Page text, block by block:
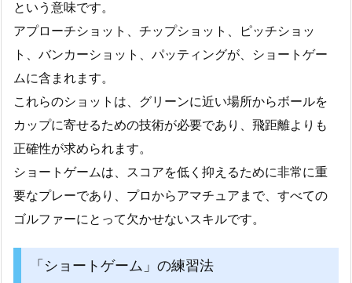
という意味です。
アプローチショット、チップショット、ピッチショッ
ト、バンカーショット、パッティングが、ショートゲー
ムに含まれます。
これらのショットは、グリーンに近い場所からボールを
カップに寄せるための技術が必要であり、飛距離よりも
正確性が求められます。
ショートゲームは、スコアを低く抑えるために非常に重
要なプレーであり、プロからアマチュアまで、すべての
ゴルファーにとって欠かせないスキルです。
「ショートゲーム」の練習法